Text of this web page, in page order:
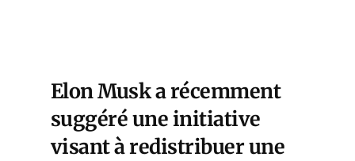
Elon Musk a récemment
suggéré une initiative
visant à redistribuer une